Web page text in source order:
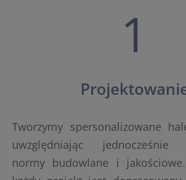
1
Tworzymy spersonalizowane
uwzględniając jednocześnie
normy budowlane i